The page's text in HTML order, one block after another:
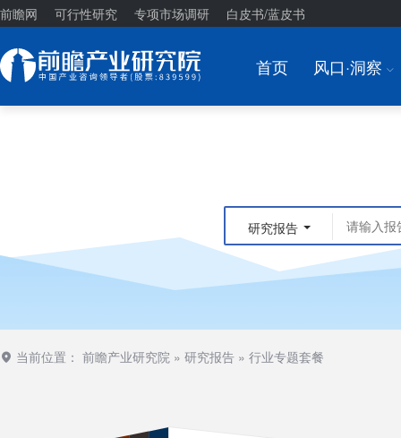
前瞻网 可行性研究 专项市场调研 白皮书/蓝皮书
首页 风口·洞察 I
研究报告
当前位置： 前瞻产业研究院 » 研究报告 » 行业专题套餐